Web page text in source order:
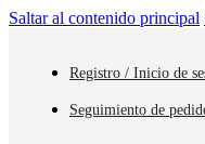
Saltar al contenido principal
Registro / Inicio de
Seguimiento de